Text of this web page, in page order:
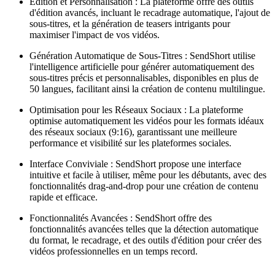
d'édition avancés, incluant le recadrage automatique, l'ajout de
sous-titres, et la génération de teasers intrigants pour
maximiser l'impact de vos vidéos.
Génération Automatique de Sous-Titres : SendShort utilise
l'intelligence artificielle pour générer automatiquement des
sous-titres précis et personnalisables, disponibles en plus de
50 langues, facilitant ainsi la création de contenu multilingue.
Optimisation pour les Réseaux Sociaux : La plateforme
optimise automatiquement les vidéos pour les formats idéaux
des réseaux sociaux (9:16), garantissant une meilleure
performance et visibilité sur les plateformes sociales.
Interface Conviviale : SendShort propose une interface
intuitive et facile à utiliser, même pour les débutants, avec des
fonctionnalités drag-and-drop pour une création de contenu
rapide et efficace.
Fonctionnalités Avancées : SendShort offre des
fonctionnalités avancées telles que la détection automatique
du format, le recadrage, et des outils d'édition pour créer des
vidéos professionnelles en un temps record.